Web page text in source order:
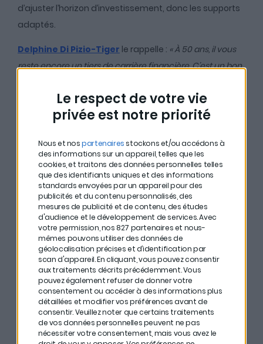
Le respect de votre vie
privée est notre priorité
Nous et nospartenaires stockons et/ou accédons à
des informations sur un appareil, telles que les
cookies, et traitons des données personnelles telles
que des identifiants uniques et des informations
standards envoyées par un appareil pour des
publicités et du contenu personnalisés, des
mesures de publicité et de contenu, des études
d'audience et le développement de services.Avec
votre permission, nos 827 partenaires et nous-
mêmes pouvons utiliser des données de
géolocalisation précises et d’identification par
scan d'appareil. En cliquant, vous pouvez consentir
aux traitements décrits précédemment. Vous
pouvez également refuser de donner votre
consentement ou accéder à des informations plus
détaillées et modifier vos préférences avant de
consentir.Veuillez noter que certains traitements
de vos données personnelles peuvent ne pas
nécessiter votre consentement, mais vous avez le
d’ajuster l’horizon d’investissement, donc les supports
adaptés.
Delphine Di Pizio-Tiger le rappelle : « À 50 ans, il vous
reste encore un tiers de carrière financière. C’est un bon
2. Actions, or, obligations
: sur quoi miser ?
À long terme, l’histoire est claire : ce sont les actions qui
performent le mieux. Le rapport de l’INSEE sur les actifs
du XXe siècle le montre — même face aux guerres,
crises et chocs inflationnistes.
Mais cela ne veut pas dire investir sans filet.
Deux approches coexistent :
Delphineconseille une gestionpilotée,
majoritairement en actions, mais désensibilisée au